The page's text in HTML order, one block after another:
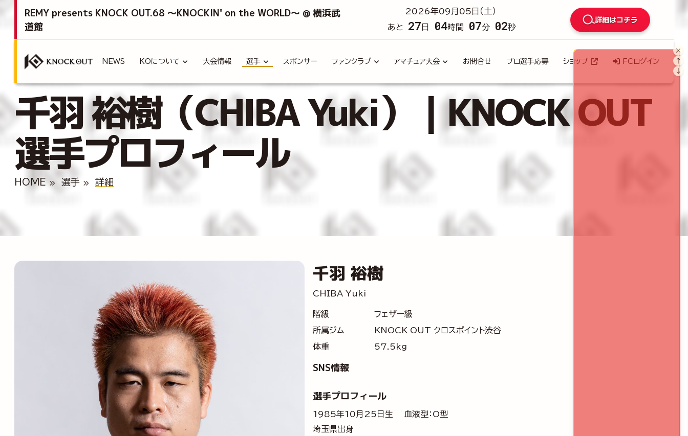
REMY presents KNOCK OUT.68 ～KNOCKIN' on the WORLD～ @ 横浜武
道館
2026年09月05日（土）
あと
27 日 04時間 07分 00秒
詳細はコチラ
NEWS KOについて 大会情報 選手 スポンサー ファンクラブ アマチュア大会 お問合せ プロ選手応募 ショップ FCログイン
千羽 裕樹（CHIBA Yuki）｜KNOCK OUT
選手プロフィール
HOME 選手 詳細
千羽 裕樹
CHIBA Yuki
階級
フェザー級
所属ジム
KNOCK OUT クロスポイント渋谷
体重
57.5kg
SNS情報
選手プロフィール
1985年10月25日生 血液型：O型
埼玉県出身
×
↑
↓